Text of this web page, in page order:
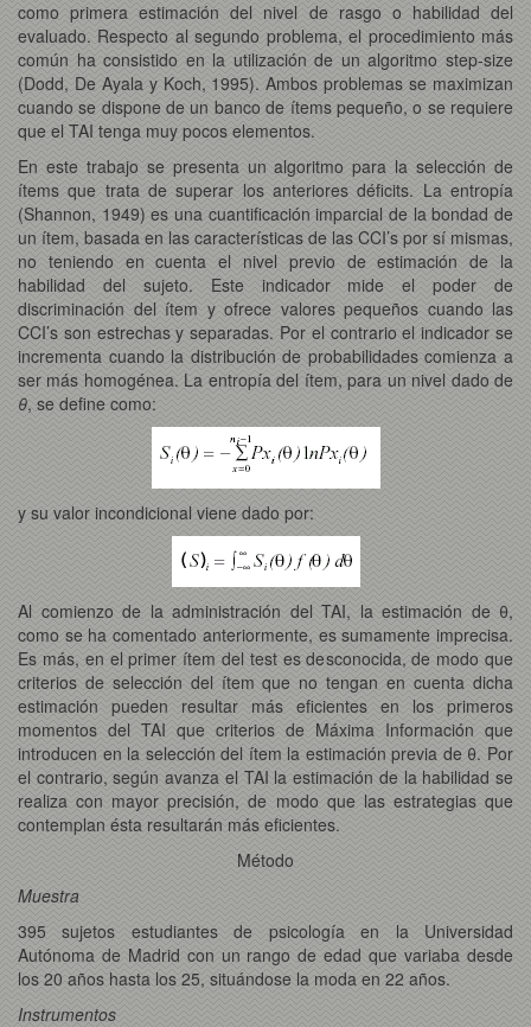
como primera estimación del nivel de rasgo o habilidad del
evaluado. Respecto al segundo problema, el procedimiento más
común ha consistido en la utilización de un algoritmo step-size
(Dodd, De Ayala y Koch, 1995). Ambos problemas se maximizan
cuando se dispone de un banco de ítems pequeño, o se requiere
que el TAI tenga muy pocos elementos.
En este trabajo se presenta un algoritmo para la selección de
ítems que trata de superar los anteriores déficits. La entropía
(Shannon, 1949) es una cuantificación imparcial de la bondad de
un ítem, basada en las características de las CCI’s por sí mismas,
no teniendo en cuenta el nivel previo de estimación de la
habilidad del sujeto. Este indicador mide el poder de
discriminación del ítem y ofrece valores pequeños cuando las
CCI’s son estrechas y separadas. Por el contrario el indicador se
incrementa cuando la distribución de probabilidades comienza a
ser más homogénea. La entropía del ítem, para un nivel dado de
θ, se define como:
y su valor incondicional viene dado por:
Al comienzo de la administración del TAI, la estimación de θ,
como se ha comentado anteriormente, es sumamente imprecisa.
Es más, en el primer ítem del test es desconocida, de modo que
criterios de selección del ítem que no tengan en cuenta dicha
estimación pueden resultar más eficientes en los primeros
momentos del TAI que criterios de Máxima Información que
introducen en la selección del ítem la estimación previa de θ. Por
el contrario, según avanza el TAI la estimación de la habilidad se
realiza con mayor precisión, de modo que las estrategias que
contemplan ésta resultarán más eficientes.
Método
Muestra
395 sujetos estudiantes de psicología en la Universidad
Autónoma de Madrid con un rango de edad que variaba desde
los 20 años hasta los 25, situándose la moda en 22 años.
Instrumentos